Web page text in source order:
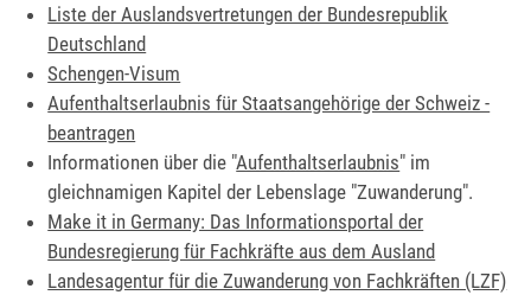
Liste der Auslandsvertretungen der Bundesrepublik
Deutschland
Schengen-Visum
Aufenthaltserlaubnis für Staatsangehörige der Schweiz -
beantragen
Informationen über die "Aufenthaltserlaubnis" im
gleichnamigen Kapitel der Lebenslage "Zuwanderung".
Make it in Germany: Das Informationsportal der
Bundesregierung für Fachkräfte aus dem Ausland
Landesagentur für die Zuwanderung von Fachkräften (LZF)